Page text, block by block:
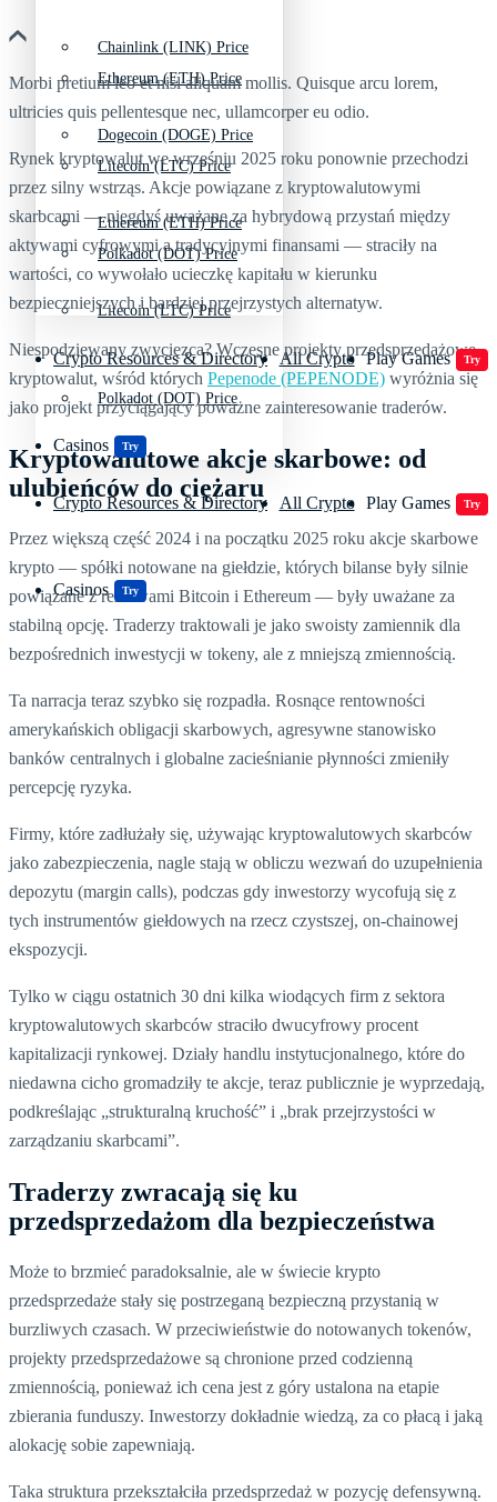
Ethereum (ETH) Price
Litecoin (LTC) Price
Polkadot (DOT) Price
Crypto Resources & Directory All Crypto Play Games Try
Casinos Try
Chainlink (LINK) Price
Dogecoin (DOGE) Price
Ethereum (ETH) Price
Litecoin (LTC) Price
Polkadot (DOT) Price
Crypto Resources & Directory All Crypto Play Games Try
Casinos Try
Morbi pretium leo et nisl aliquam mollis. Quisque arcu lorem,
ultricies quis pellentesque nec, ullamcorper eu odio.
Rynek kryptowalut we wrześniu 2025 roku ponownie przechodzi
przez silny wstrząs. Akcje powiązane z kryptowalutowymi
skarbcami — niegdyś uważane za hybrydową przystań między
aktywami cyfrowymi a tradycyjnymi finansami — straciły na
wartości, co wywołało ucieczkę kapitału w kierunku
bezpieczniejszych i bardziej przejrzystych alternatyw.
Niespodziewany zwycięzca? Wczesne projekty przedsprzedażowe
kryptowalut, wśród których Pepenode (PEPENODE) wyróżnia się
jako projekt przyciągający poważne zainteresowanie traderów.
Kryptowalutowe akcje skarbowe: od
ulubieńców do ciężaru
Przez większą część 2024 i na początku 2025 roku akcje skarbowe
krypto — spółki notowane na giełdzie, których bilanse były silnie
powiązane z rezerwami Bitcoin i Ethereum — były uważane za
stabilną opcję. Traderzy traktowali je jako swoisty zamiennik dla
bezpośrednich inwestycji w tokeny, ale z mniejszą zmiennością.
Ta narracja teraz szybko się rozpadła. Rosnące rentowności
amerykańskich obligacji skarbowych, agresywne stanowisko
banków centralnych i globalne zacieśnianie płynności zmieniły
percepcję ryzyka.
Firmy, które zadłużały się, używając kryptowalutowych skarbców
jako zabezpieczenia, nagle stają w obliczu wezwań do uzupełnienia
depozytu (margin calls), podczas gdy inwestorzy wycofują się z
tych instrumentów giełdowych na rzecz czystszej, on-chainowej
ekspozycji.
Tylko w ciągu ostatnich 30 dni kilka wiodących firm z sektora
kryptowalutowych skarbców straciło dwucyfrowy procent
kapitalizacji rynkowej. Działy handlu instytucjonalnego, które do
niedawna cicho gromadziły te akcje, teraz publicznie je wyprzedają,
podkreślając „strukturalną kruchość” i „brak przejrzystości w
zarządzaniu skarbcami”.
Traderzy zwracają się ku
przedsprzedażom dla bezpieczeństwa
Może to brzmieć paradoksalnie, ale w świecie krypto
przedsprzedaże stały się postrzeganą bezpieczną przystanią w
burzliwych czasach. W przeciwieństwie do notowanych tokenów,
projekty przedsprzedażowe są chronione przed codzienną
zmiennością, ponieważ ich cena jest z góry ustalona na etapie
zbierania funduszy. Inwestorzy dokładnie wiedzą, za co płacą i jaką
alokację sobie zapewniają.
Taka struktura przekształciła przedsprzedaż w pozycję defensywną.